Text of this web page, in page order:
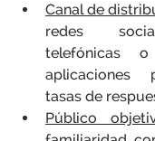
Canal de
redes
telefónicas
aplicaciones
tasas de
Público